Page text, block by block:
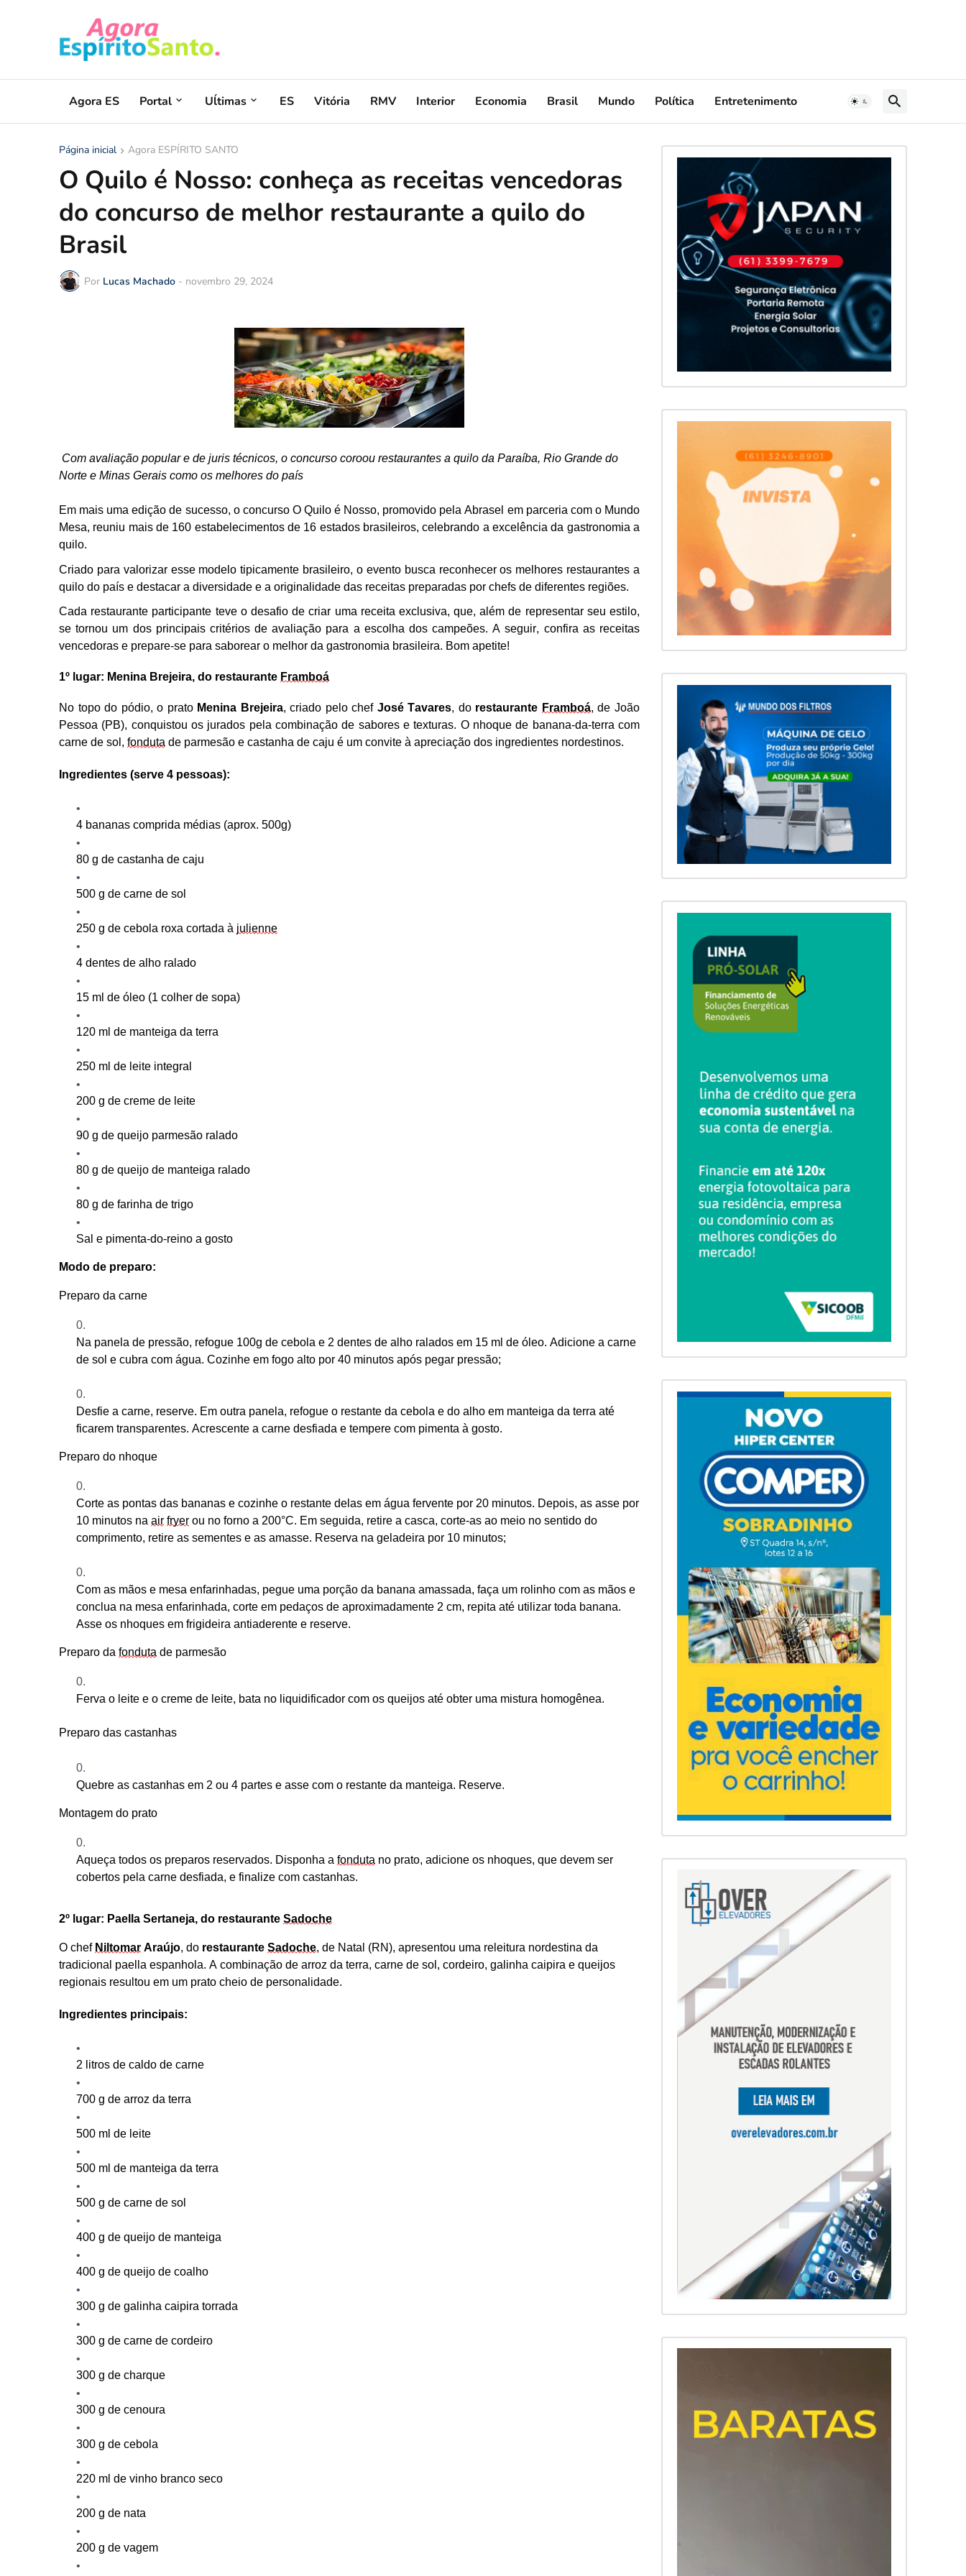
Agora ES Portal Uĺtimas ES Vitória RMV Interior Economia Brasil Mundo Política Entretenimento
Página inicial Agora ESPÍRITO SANTO
O Quilo é Nosso: conheça as receitas vencedoras
do concurso de melhor restaurante a quilo do
Brasil
Por Lucas Machado - novembro 29, 2024
Com avaliação popular e de juris técnicos, o concurso coroou restaurantes a quilo da Paraíba, Rio Grande do
Norte e Minas Gerais como os melhores do país
Em mais uma edição de sucesso, o concurso O Quilo é Nosso, promovido pela Abrasel em parceria com o Mundo
Mesa, reuniu mais de 160 estabelecimentos de 16 estados brasileiros, celebrando a excelência da gastronomia a
quilo.
Criado para valorizar esse modelo tipicamente brasileiro, o evento busca reconhecer os melhores restaurantes a
quilo do país e destacar a diversidade e a originalidade das receitas preparadas por chefs de diferentes regiões.
Cada restaurante participante teve o desafio de criar uma receita exclusiva, que, além de representar seu estilo,
se tornou um dos principais critérios de avaliação para a escolha dos campeões. A seguir, confira as receitas
vencedoras e prepare-se para saborear o melhor da gastronomia brasileira. Bom apetite!
1º ugar: Menina Brejeira, do restaurante Framboá
No topo do pódio, o prato Menina Brejeira, criado pelo chef José Tavares, do restaurante Framboá, de João
Pessoa (PB), conquistou os jurados pela combinação de sabores e texturas. O nhoque de banana-da-terra com
carne de sol, fonduta de parmesão e castanha de caju é um convite à apreciação dos ingredientes nordestinos.
Ingredientes (serve 4 pessoas):
4 bananas comprida médias (aprox. 500g)
80 g de castanha de caju
500 g de carne de sol
250 g de cebola roxa cortada à julienne
4 dentes de alho ralado
15 ml de óleo (1 colher de sopa)
120 ml de manteiga da terra
250 ml de leite integral
200 g de creme de leite
90 g de queijo parmesão ralado
80 g de queijo de manteiga ralado
80 g de farinha de trigo
Sal e pimenta-do-reino a gosto
Modo de preparo:
Preparo da carne
Na panela de pressão, refogue 100g de cebola e 2 dentes de alho ralados em 15 ml de óleo. Adicione a carne
de sol e cubra com água. Cozinhe em fogo alto por 40 minutos após pegar pressão;
Desfie a carne, reserve. Em outra panela, refogue o restante da cebola e do alho em manteiga da terra até
ficarem transparentes. Acrescente a carne desfiada e tempere com pimenta à gosto.
Preparo do nhoque
Corte as pontas das bananas e cozinhe o restante del as em água fervente por 20 minutos. Depois, as asse por
10 minutos na air fryer ou no forno a 200°C. Em seguida, retire a casca, corte-as ao meio no sentido do
comprimento, retire as sementes e as amasse. Reserva na geladeira por 10 minutos;
Com as mãos e mesa enfarinhadas, pegue uma porção da banana amassada, faça um rolinho com as mãos e
conclua na mesa enfarinhada, corte em pedaços de aproximadamente 2 cm, repita até utilizar toda banana.
Asse os nhoques em frigideira antiaderente e reserve.
Preparo da fonduta de parmesão
Ferva o leite e o creme de leite, bata no liquidificador com os queijos até obter uma mistura homogênea.
Preparo das castanhas
Quebre as castanhas em 2 ou 4 partes e asse com o restante da manteiga. Reserve.
Montagem do prato
Aqueça todos os preparos reservados. Disponha a fonduta no prato, adicione os nhoques, que devem ser
cobertos pel a carne desfiada, e finalize com castanhas.
2º ugar: Paella Sertaneja, do restaurante Sadoche
O chef Niltomar Araújo, do restaurante Sadoche, de Natal (RN), apresentou uma releitura nordestina da
tradicional paella espanhola. A combinação de arroz da terra, carne de sol, cordeiro, galinha caipira e queijos
regionais resultou em um prato cheio de personalidade.
Ingredientes principais:
2 litros de caldo de carne
700 g de arroz da terra
500 ml de leite
500 ml de manteiga da terra
500 g de carne de sol
400 g de queijo de manteiga
400 g de queijo de coalho
300 g de galinha caipira torrada
300 g de carne de cordeiro
300 g de charque
300 g de cenoura
300 g de cebola
220 ml de vinho branco seco
200 g de nata
200 g de vagem